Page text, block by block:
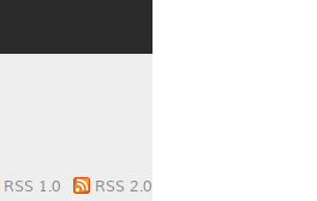
RSS 1.0 RSS 2.0